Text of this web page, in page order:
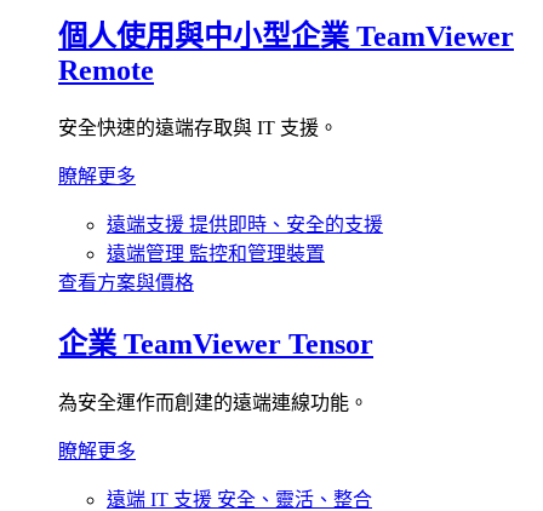
個人使用與中小型企業 TeamViewer
Remote
安全快速的遠端存取與 IT 支援。
瞭解更多
遠端支援 提供即時、安全的支援
遠端管理 監控和管理裝置
查看方案與價格
企業 TeamViewer Tensor
為安全運作而創建的遠端連線功能。
瞭解更多
遠端 IT 支援 安全、靈活、整合